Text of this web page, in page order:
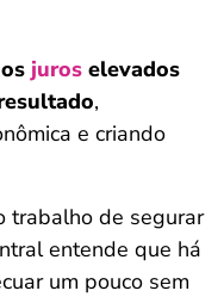
juros elevados
,
e criando
trabalho de segurar
entende que há
um pouco sem